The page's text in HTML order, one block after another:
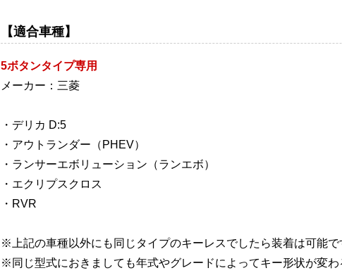
【適合車種】
5ボタンタイプ専用
メーカー：三菱
・デリカ D:5
・アウトランダー（PHEV）
・ランサーエボリューション（ランエボ）
・エクリプスクロス
・RVR
※上記の車種以外にも同じタイプのキーレスでしたら装着は可能で
※同じ型式におきましても年式やグレードによってキー形状が変